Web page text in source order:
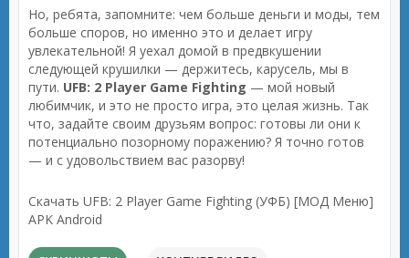
Но, ребята, запомните: чем больше деньги и моды, тем
больше споров, но именно это и делает игру
увлекательной! Я уехал домой в предвкушении
следующей крушилки — держитесь, карусель, мы в
пути. UFB: 2 Player Game Fighting — мой новый
любимчик, и это не просто игра, это целая жизнь. Так
что, задайте своим друзьям вопрос: готовы ли они к
потенциально позорному поражению? Я точно готов
— и с удовольствием вас разорву!
Скачать UFB: 2 Player Game Fighting (УФБ) [МОД Меню]
APK Android